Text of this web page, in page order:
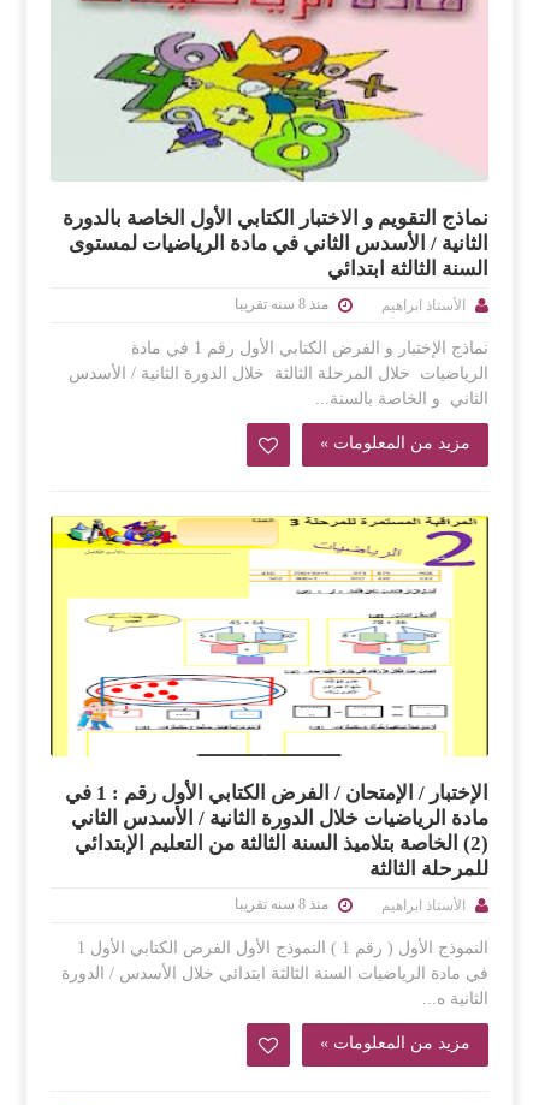
نماذج التقويم و الاختبار الكتابي الأول الخاصة بالدورة
الثانية / الأسدس الثاني في مادة الرياضيات لمستوى
السنة الثالثة ابتدائي
الأستاذ ابراهيم منذ 8 سنه تقريبا
نماذج الإختبار و الفرض الكتابي الأول رقم 1 في مادة
الرياضيات خلال المرحلة الثالثة خلال الدورة الثانية / الأسدس
الثاني و الخاصة بالسنة...
مزيد من المعلومات »
الإختبار / الإمتحان / الفرض الكتابي الأول رقم : 1 في
مادة الرياضيات خلال الدورة الثانية / الأسدس الثاني
(2) الخاصة بتلاميذ السنة الثالثة من التعليم الإبتدائي
للمرحلة الثالثة
الأستاذ ابراهيم منذ 8 سنه تقريبا
النموذج الأول ( رقم 1 ) النموذج الأول الفرض الكتابي الأول 1
في مادة الرياضيات السنة الثالثة ابتدائي خلال الأسدس / الدورة
الثانية ه...
مزيد من المعلومات »